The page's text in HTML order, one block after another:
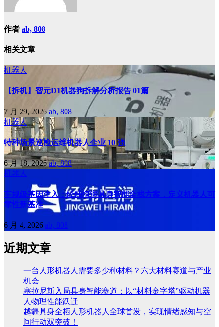
作者 ab, 808
相关文章
机器人
【拆机】智元D1机器狗拆解分析报告 01篇
7 月 29, 2026ab, 808
机器人
特种场景巡检运维机器人企业 10 强
6 月 18, 2026ab, 808
机器人
车规级基因注入：经纬恒润具身智能全栈方案，定义机器人可
靠性新基准
6 月 4, 2026 ab, 808
近期文章
一台人形机器人需要多少种材料？六大材料赛道与产业
机会
塞拉尼斯入局具身智能赛道：以“材料金字塔”驱动机器
人物理性能跃迁
越疆具身全栖人形机器人全球首发，实现情绪感知与空
间行动双突破！